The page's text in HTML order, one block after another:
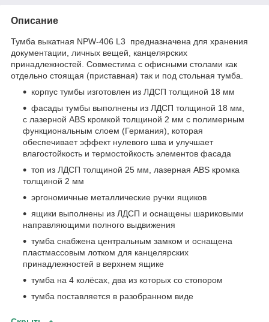
Описание
Тумба выкатная NPW-406 L3 предназначена для хранения
документации, личных вещей, канцелярских
принадлежностей. Совместима с офисными столами как
отдельно стоящая (приставная) так и под стольная тумба.
корпус тумбы изготовлен из ЛДСП толщиной 18 мм
фасады тумбы выполнены из ЛДСП толщиной 18 мм,
с лазерной ABS кромкой толщиной 2 мм с полимерным
функциональным слоем (Германия), которая
обеспечивает эффект нулевого шва и улучшает
влагостойкость и термостойкость элементов фасада
топ из ЛДСП толщиной 25 мм, лазерная ABS кромка
толщиной 2 мм
эргономичные металлические ручки ящиков
ящики выполнены из ЛДСП и оснащены шариковыми
направляющими полного выдвижения
тумба снабжена центральным замком и оснащена
пластмассовым лотком для канцелярских
принадлежностей в верхнем ящике
тумба на 4 колёсах, два из которых со стопором
тумба поставляется в разобранном виде